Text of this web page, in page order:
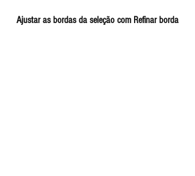
Ajustar as bordas da seleção com Refinar borda